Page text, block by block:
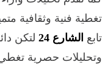
تغطية فنية وثقافية
تابع الشارع 24
لتكن
وتحليلات حصرية